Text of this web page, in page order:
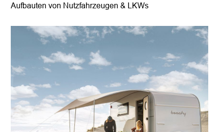
Aufbauten von Nutzfahrzeugen & LKWs